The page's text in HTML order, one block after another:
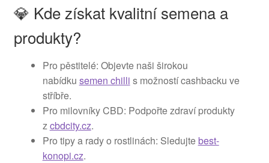
💎 Kde získat kvalitní semena a
produkty?
Pro pěstitelé: Objevte naši širokou
nabídku semen chilli s možností cashbacku ve
stříbře.
Pro milovníky CBD: Podpořte zdraví produkty
zcbdcity.cz.
Pro tipy a rady o rostlinách: Sledujtebest-
konopi.cz.